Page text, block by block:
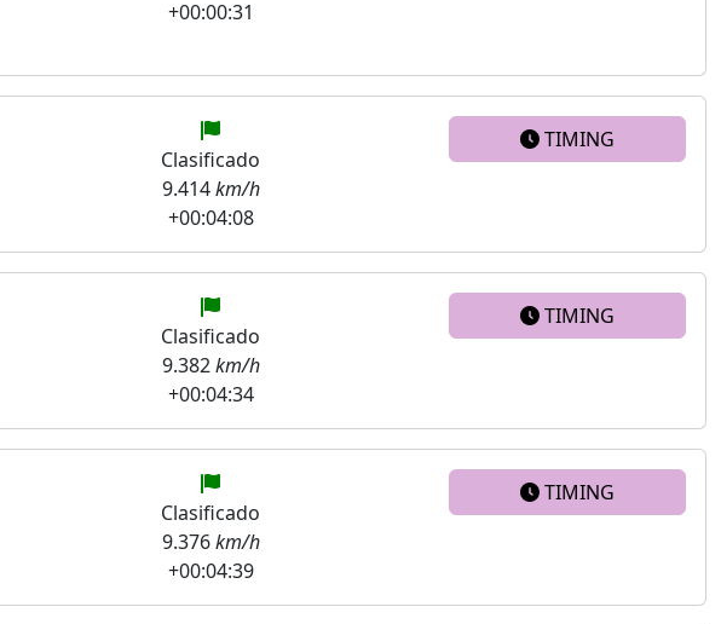
+00:00:31
Clasificado
9.414km/h
+00:04:08
TIMING
Clasificado
9.382km/h
+00:04:34
TIMING
Clasificado
9.376km/h
+00:04:39
TIMING